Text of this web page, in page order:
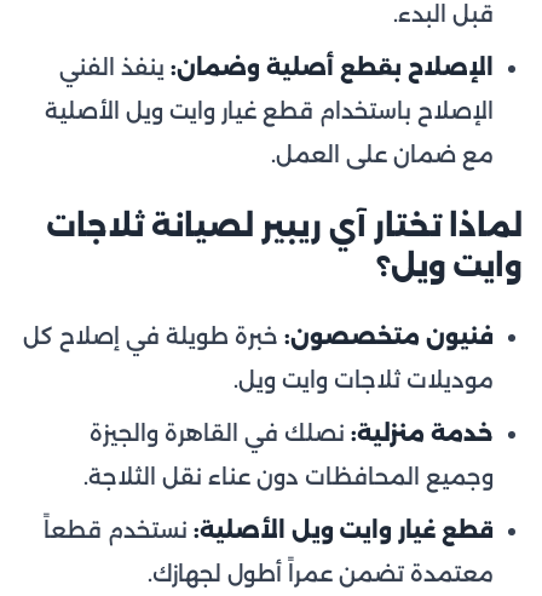
قبل البدء.
الإصلاح بقطع أصلية وضمان: ينفذ الفني
الإصلاح باستخدام قطع غيار وايت ويل الأصلية
مع ضمان على العمل.
لماذا تختار آي ريبير لصيانة ثلاجات
وايت ويل؟
فنيون متخصصون: خبرة طويلة في إصلاح كل
موديلات ثلاجات وايت ويل.
خدمة منزلية: نصلك في القاهرة والجيزة
وجميع المحافظات دون عناء نقل الثلاجة.
قطع غيار وايت ويل الأصلية: نستخدم قطعاً
معتمدة تضمن عمراً أطول لجهازك.